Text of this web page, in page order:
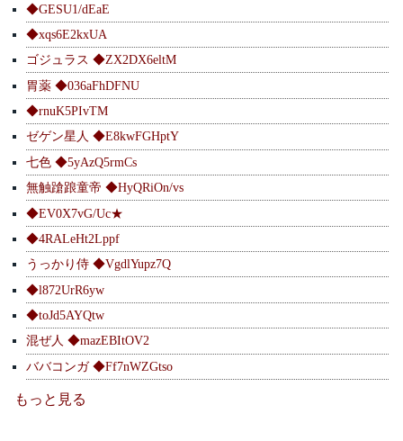
◆GESU1/dEaE
◆xqs6E2kxUA
ゴジュラス ◆ZX2DX6eltM
胃薬 ◆036aFhDFNU
◆rnuK5PIvTM
ゼゲン星人 ◆E8kwFGHptY
七色 ◆5yAzQ5rmCs
無触蹌踉童帝 ◆HyQRiOn/vs
◆EV0X7vG/Uc★
◆4RALeHt2Lppf
うっかり侍 ◆VgdlYupz7Q
◆l872UrR6yw
◆toJd5AYQtw
混ぜ人 ◆mazEBItOV2
ババコンガ ◆Ff7nWZGtso
もっと見る